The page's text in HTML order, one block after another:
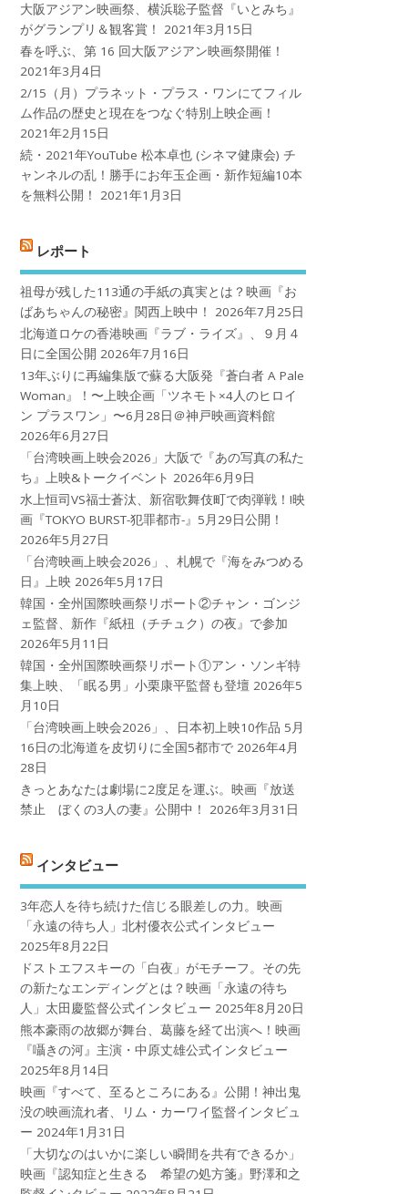
大阪アジアン映画祭、横浜聡子監督『いとみち』
がグランプリ＆観客賞！
2021年3月15日
春を呼ぶ、第 16 回大阪アジアン映画祭開催！
2021年3月4日
2/15（月）プラネット・プラス・ワンにてフィル
ム作品の歴史と現在をつなぐ特別上映企画！
2021年2月15日
続・2021年YouTube 松本卓也 (シネマ健康会) チ
ャンネルの乱！勝手にお年玉企画・新作短編10本
を無料公開！
2021年1月3日
レポート
祖母が残した113通の手紙の真実とは？映画『お
ばあちゃんの秘密』関西上映中！
2026年7月25日
北海道ロケの香港映画『ラブ・ライズ』、９月４
日に全国公開 2026年7月16日
13年ぶりに再編集版で蘇る大阪発『蒼白者 A Pale
Woman』！〜上映企画「ツネモト×4人のヒロイ
ン プラスワン」〜6月28日＠神戸映画資料館
2026年6月27日
「台湾映画上映会2026」大阪で『あの写真の私た
ち』上映&トークイベント 2026年6月9日
水上恒司VS福士蒼汰、新宿歌舞伎町で肉弾戦！!映
画『TOKYO BURST-犯罪都市-』5月29日公開！
2026年5月27日
「台湾映画上映会2026」、札幌で『海をみつめる
日』上映 2026年5月17日
韓国・全州国際映画祭リポート②チャン・ゴンジ
ェ監督、新作『紙杻（チチュク）の夜』で参加
2026年5月11日
韓国・全州国際映画祭リポート①アン・ソンギ特
集上映、「眠る男」小栗康平監督も登壇 2026年5
月10日
「台湾映画上映会2026」、日本初上映10作品 5月
16日の北海道を皮切りに全国5都市で 2026年4月
28日
きっとあなたは劇場に2度足を運ぶ。映画『放送
禁止 ぼくの3人の妻』公開中！
2026年3月31日
インタビュー
3年恋人を待ち続けた信じる眼差しの力。映画
「永遠の待ち人」北村優衣公式インタビュー
2025年8月22日
ドストエフスキーの「白夜」がモチーフ。その先
の新たなエンディングとは？映画「永遠の待ち
人」太田慶監督公式インタビュー 2025年8月20日
熊本豪雨の故郷が舞台、葛藤を経て出演へ！映画
『囁きの河』主演・中原丈雄公式インタビュー
2025年8月14日
映画『すべて、至るところにある』公開！神出鬼
没の映画流れ者、リム・カーワイ監督インタビュ
ー 2024年1月31日
「大切なのはいかに楽しい瞬間を共有できるか」
映画『認知症と生きる 希望の処方箋』野澤和之